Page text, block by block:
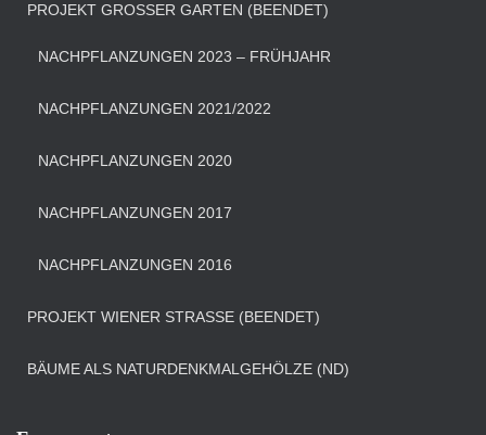
PROJEKT GROSSER GARTEN (BEENDET)
NACHPFLANZUNGEN 2023 – FRÜHJAHR
NACHPFLANZUNGEN 2021/2022
NACHPFLANZUNGEN 2020
NACHPFLANZUNGEN 2017
NACHPFLANZUNGEN 2016
PROJEKT WIENER STRASSE (BEENDET)
BÄUME ALS NATURDENKMALGEHÖLZE (ND)